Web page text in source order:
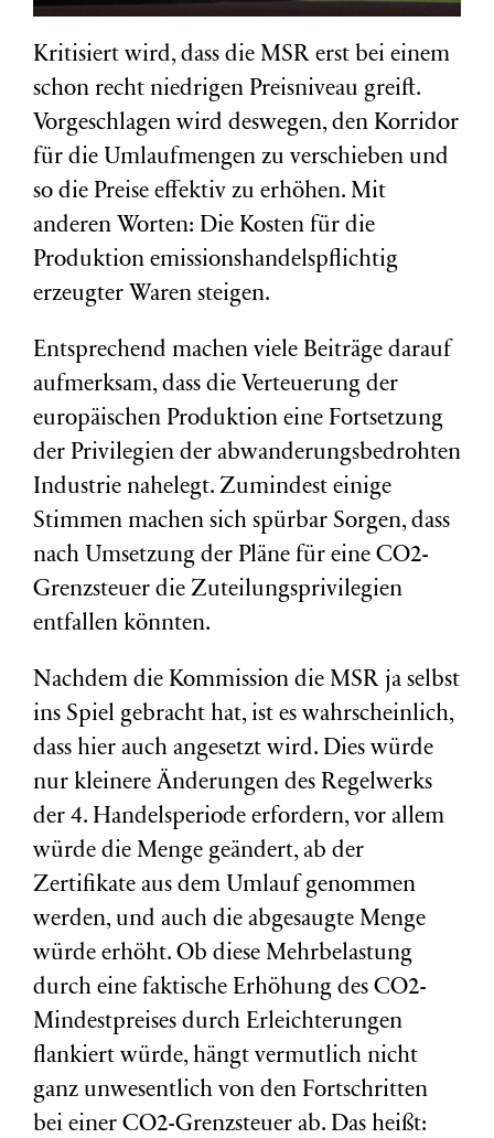
Kritisiert wird, dass die MSR erst bei einem
schon recht niedrigen Preisniveau greift.
Vorgeschlagen wird deswegen, den Korridor
für die Umlaufmengen zu verschieben und
so die Preise effektiv zu erhöhen. Mit
anderen Worten: Die Kosten für die
Produktion emissionshandelspflichtig
erzeugter Waren steigen.
Entsprechend machen viele Beiträge darauf
aufmerksam, dass die Verteuerung der
europäischen Produktion eine Fortsetzung
der Privilegien der abwanderungsbedrohten
Industrie nahelegt. Zumindest einige
Stimmen machen sich spürbar Sorgen, dass
nach Umsetzung der Pläne für eine CO2-
Grenzsteuer die Zuteilungsprivilegien
entfallen könnten.
Nachdem die Kommission die MSR ja selbst
ins Spiel gebracht hat, ist es wahrscheinlich,
dass hier auch angesetzt wird. Dies würde
nur kleinere Änderungen des Regelwerks
der 4. Handelsperiode erfordern, vor allem
würde die Menge geändert, ab der
Zertifikate aus dem Umlauf genommen
werden, und auch die abgesaugte Menge
würde erhöht. Ob diese Mehrbelastung
durch eine faktische Erhöhung des CO2-
Mindestpreises durch Erleichterungen
flankiert würde, hängt vermutlich nicht
ganz unwesentlich von den Fortschritten
bei einer CO2-Grenzsteuer ab. Das heißt: